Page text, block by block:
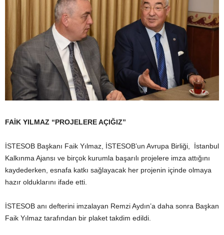
FAİK YILMAZ “PROJELERE AÇIĞIZ”
İSTESOB Başkanı Faik Yılmaz, İSTESOB’un Avrupa Birliği, İstanbul
Kalkınma Ajansı ve birçok kurumla başarılı projelere imza attığını
kaydederken, esnafa katkı sağlayacak her projenin içinde olmaya
hazır olduklarını ifade etti.
İSTESOB anı defterini imzalayan Remzi Aydın’a daha sonra Başkan
Faik Yılmaz tarafından bir plaket takdim edildi.